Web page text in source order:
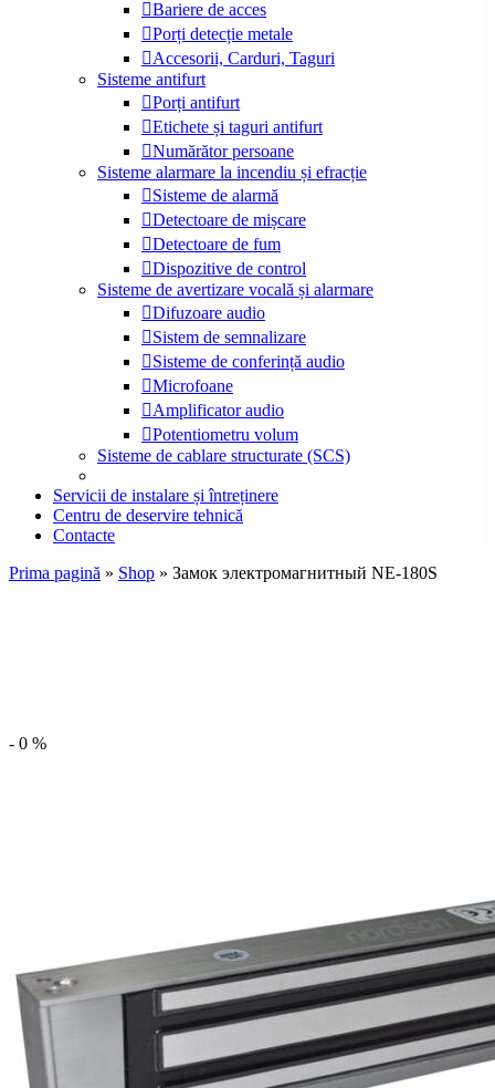
Bariere de acces
Porți detecție metale
Accesorii, Carduri, Taguri
Sisteme antifurt
Porți antifurt
Etichete și taguri antifurt
Numărător persoane
Sisteme alarmare la incendiu și efracție
Sisteme de alarmă
Detectoare de mișcare
Detectoare de fum
Dispozitive de control
Sisteme de avertizare vocală și alarmare
Difuzoare audio
Sistem de semnalizare
Sisteme de conferință audio
Microfoane
Amplificator audio
Potentiometru volum
Sisteme de cablare structurate (SCS)
Servicii de instalare și întreținere
Centru de deservire tehnică
Contacte
Prima pagină » Shop » Замок электромагнитный NE-180S
- 0 %